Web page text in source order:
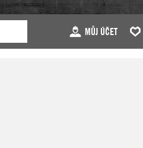
MŮJ ÚČET